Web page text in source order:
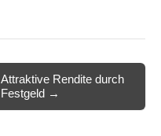
Attraktive Rendite durch
Festgeld →